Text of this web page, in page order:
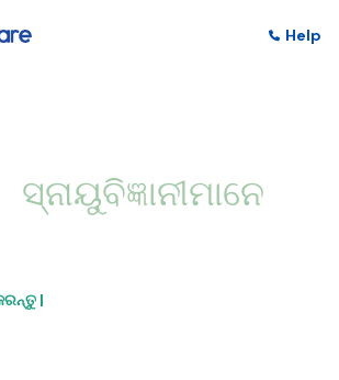
Help
ସ୍ନାୟୁବିଜ୍ଞାନୀମାନେ
|